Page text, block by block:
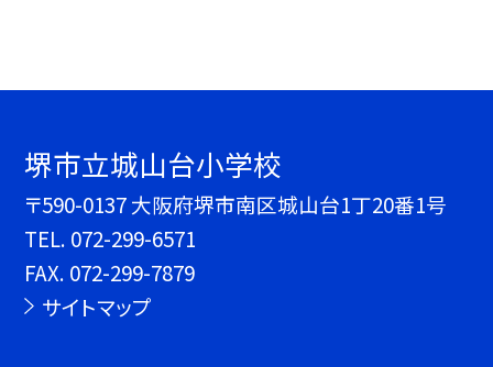
堺市立城山台小学校
〒590-0137 大阪府堺市南区城山台1丁20番1号
TEL. 072-299-6571
FAX. 072-299-7879
サイトマップ